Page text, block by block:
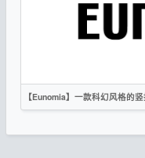
【Eunomia】一款科幻风格的